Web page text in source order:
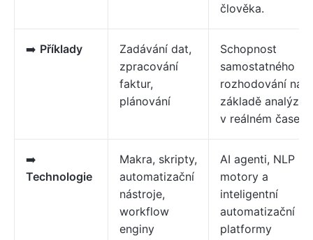
člověka.
➡️ Příklady
Zadávání dat,
zpracování
faktur,
plánování
Schopnost
samostatného
rozhodování na
základě analýzy
v reálném čase
➡️
Technologie
Makra, skripty,
automatizační
nástroje,
workflow
enginy
AI agenti, NLP
motory a
inteligentní
automatizační
platformy